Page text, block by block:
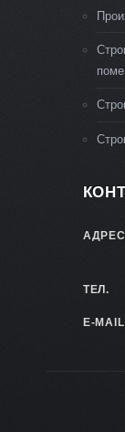
АДРЕС
ТЕЛ.
E-MAIL